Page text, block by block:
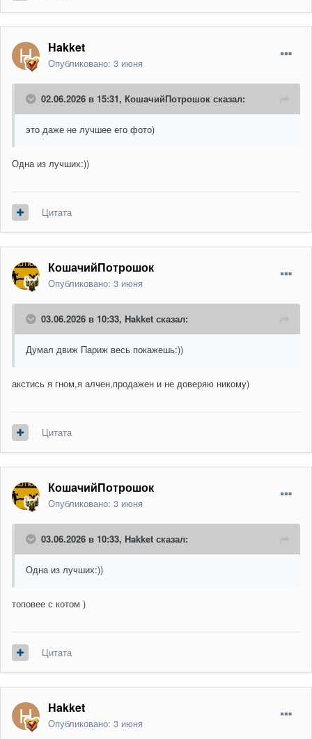
Hakket
Опубликовано: 3 июня
02.06.2026 в 15:31, КошачийПотрошок сказал:
это даже не лучшее его фото)
Одна из лучших:))
Цитата
КошачийПотрошок
Опубликовано: 3 июня
03.06.2026 в 10:33, Hakket сказал:
Думал движ Париж весь покажешь:))
акстись я гном,я алчен,продажен и не доверяю никому)
Цитата
КошачийПотрошок
Опубликовано: 3 июня
03.06.2026 в 10:33, Hakket сказал:
Одна из лучших:))
топовее с котом )
Цитата
Hakket
Опубликовано: 3 июня